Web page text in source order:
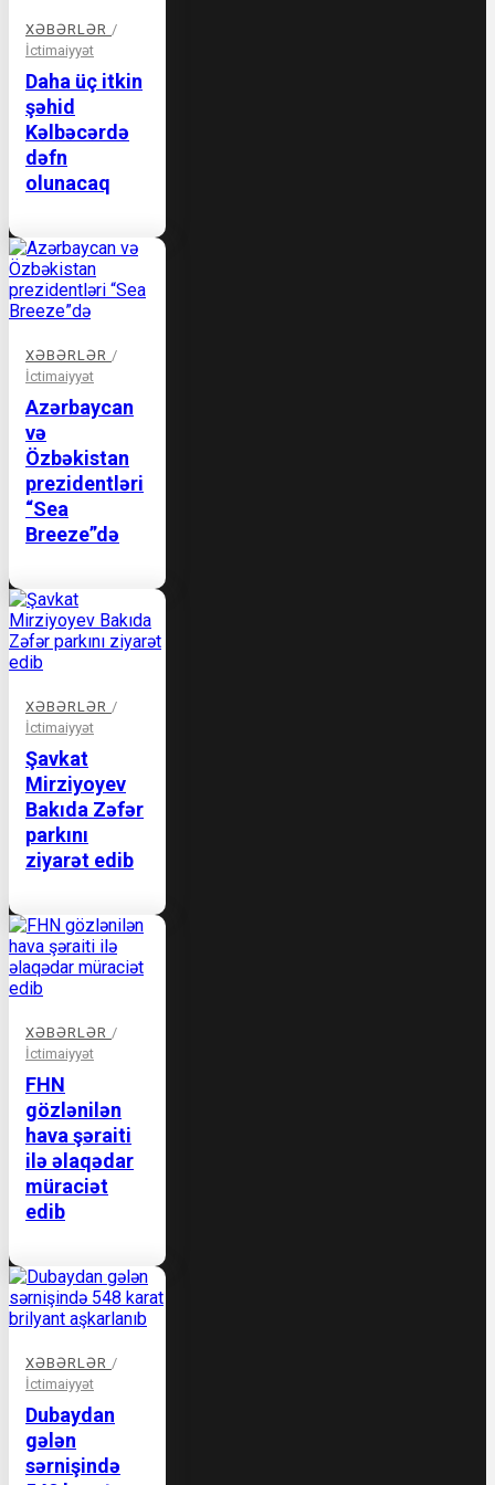
XƏBƏRLƏR /
İctimaiyyət
Daha üç itkin
şəhid
Kəlbəcərdə
dəfn
olunacaq
XƏBƏRLƏR /
İctimaiyyət
Azərbaycan
və
Özbəkistan
prezidentləri
“Sea
Breeze”də
XƏBƏRLƏR /
İctimaiyyət
Şavkat
Mirziyoyev
Bakıda Zəfər
parkını
ziyarət edib
XƏBƏRLƏR /
İctimaiyyət
FHN
gözlənilən
hava şəraiti
ilə əlaqədar
müraciət
edib
XƏBƏRLƏR /
İctimaiyyət
Dubaydan
gələn
sərnişində